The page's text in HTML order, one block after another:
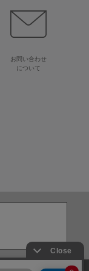
お問い合わせ
について